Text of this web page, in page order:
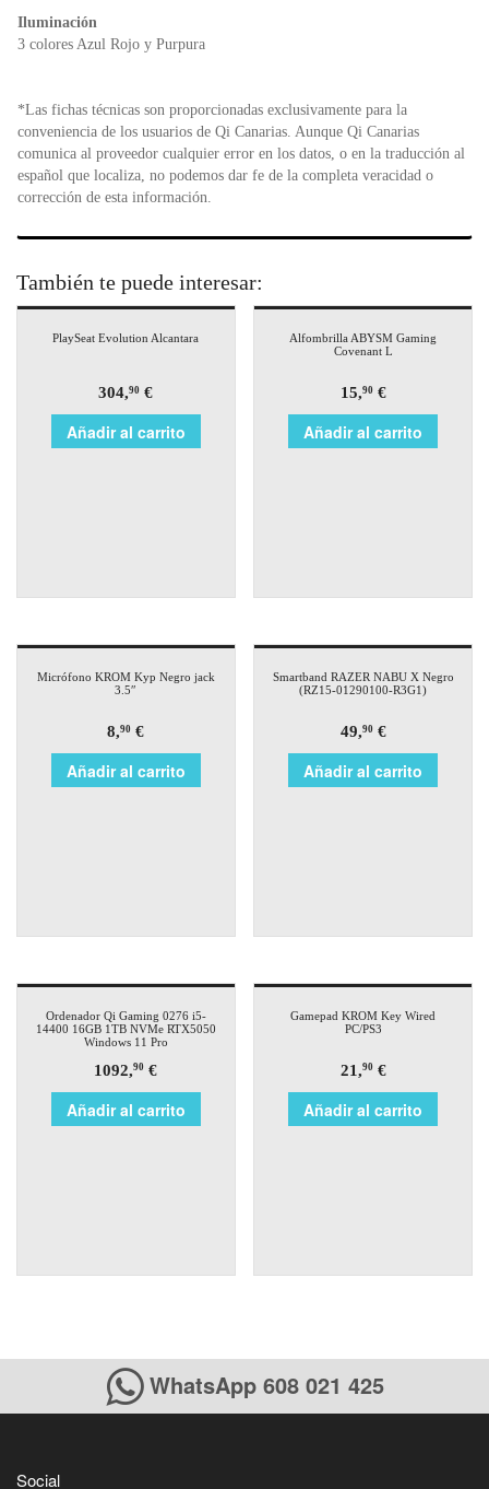
Iluminación
3 colores Azul Rojo y Purpura
*Las fichas técnicas son proporcionadas exclusivamente para la
conveniencia de los usuarios de Qi Canarias. Aunque Qi Canarias
comunica al proveedor cualquier error en los datos, o en la traducción al
español que localiza, no podemos dar fe de la completa veracidad o
corrección de esta información.
También te puede interesar:
PlaySeat Evolution Alcantara
304,90 €
Añadir al carrito
Alfombrilla ABYSM Gaming
Covenant L
15,90€
Añadir al carrito
Micrófono KROM Kyp Negro jack
3.5″
8,90 €
Añadir al carrito
Smartband RAZER NABU X Negro
(RZ15-01290100-R3G1)
49,90€
Añadir al carrito
Ordenador Qi Gaming 0276 i5-
14400 16GB 1TB NVMe RTX5050
Windows 11 Pro
1092,90 €
Añadir al carrito
Gamepad KROM Key Wired
PC/PS3
21,90€
Añadir al carrito
WhatsApp 608 021 425
Social